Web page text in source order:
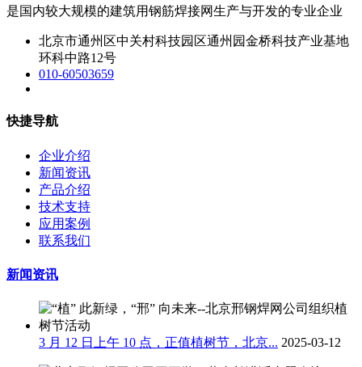
是国内较大规模的建筑用钢筋焊接网生产与开发的专业企业
北京市通州区中关村科技园区通州园金桥科技产业基地
环科中路12号
010-60503659
快捷导航
企业介绍
新闻资讯
产品介绍
技术支持
应用案例
联系我们
新闻资讯
3 月 12 日上午 10 点，正值植树节，北京... 2025-03-12